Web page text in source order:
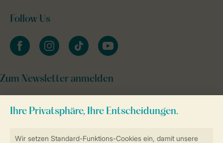
Follow Us
facebookinstagramtiktok youtube
Zum Newsletter anmelden